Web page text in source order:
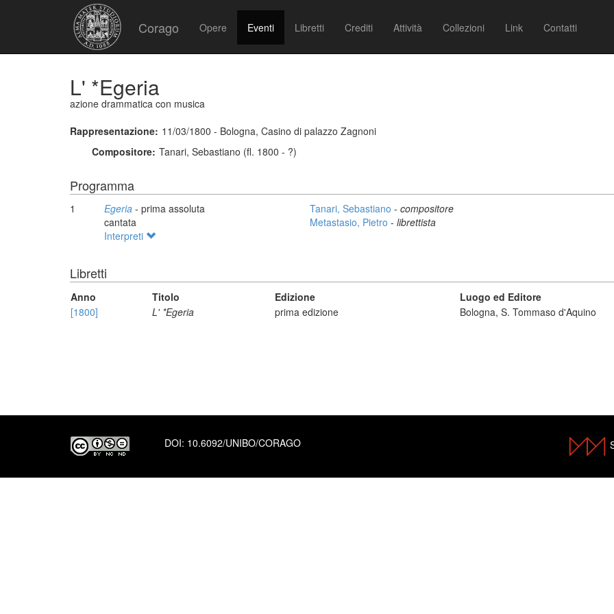
Corago Opere Eventi Libretti Crediti Attività Collezioni Link Contatti
L' *Egeria
azione drammatica con musica
Rappresentazione: 11/03/1800 - Bologna, Casino di palazzo Zagnoni
Compositore: Tanari, Sebastiano (fl. 1800 - ?)
Programma
1 Egeria - prima assoluta
cantata
Tanari, Sebastiano - compositore
Metastasio, Pietro - librettista
Interpreti
Libretti
Anno Titolo Edizione
Luogo ed Editore
[1800]
L' *Egeria prima edizione Bologna, S. Tommaso d'Aquino
DOI: 10.6092/UNIBO/CORAGO